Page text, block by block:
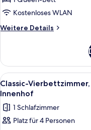
zum
hin
Kostenloses WLAN
Weitere Details
Weitere
Doppelzimmer
zur
Einzelnutzung,
Bergblick,
Garten
hin
Alle
Fotos
für
Classic-
Vierbettzimmer,
8
Classic-
Innenhof
1 Schlafzimmer
Platz für 4 Personen